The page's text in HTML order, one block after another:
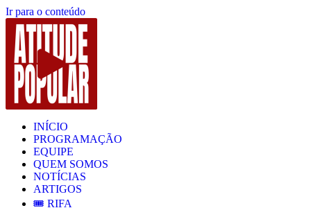
Ir para o conteúdo
INÍCIO
PROGRAMAÇÃO
EQUIPE
QUEM SOMOS
NOTÍCIAS
ARTIGOS
🎟️ RIFA